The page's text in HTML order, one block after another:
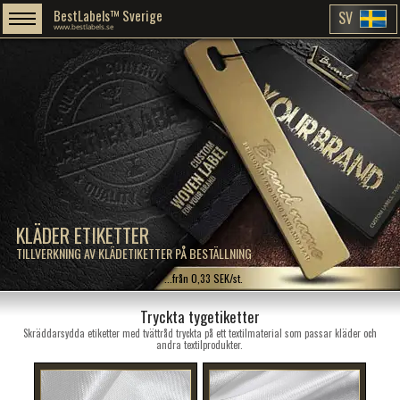
KLÄDER ETIKETTER
TILLVERKNING AV KLÄDETIKETTER PÅ BESTÄLLNING
BestLabels™ Sverige
www.bestlabels.se SV
...från 0,33 SEK/st.
Tryckta tygetiketter
Skräddarsydda etiketter med tvättråd tryckta på ett textilmaterial som passar kläder och
andra textilprodukter.